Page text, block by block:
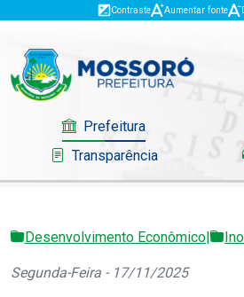
Contraste Aumentar fonte
Prefeitura
Transparência
Governo
Mossoró
Desenvolvimento Econômico|
Segunda-Feira - 17/11/2025